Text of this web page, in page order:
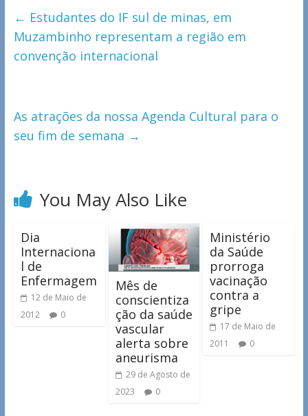
← Estudantes do IF sul de minas, em
Muzambinho representam a região em
convenção internacional
As atrações da nossa Agenda Cultural para o
seu fim de semana →
You May Also Like
Dia
Internaciona
l de
Enfermagem
12 de Maio de
2012
0
Mês de
conscientiza
ção da saúde
vascular
alerta sobre
aneurisma
29 de Agosto de
2023
0
Ministério
da Saúde
prorroga
vacinação
contra a
gripe
17 de Maio de
2011
0